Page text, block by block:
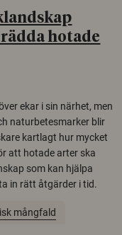
hotade
ekar i sin närhet, men
naturbetesmarker blir
kartlagt hur mycket
att hotade arter ska
som kan hjälpa
in rätt åtgärder i tid.
mångfald